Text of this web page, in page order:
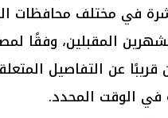
في مختلف محافظات
المقبلين، وفقًا
قريبًا عن التفاصيل
الوقت المحدد.